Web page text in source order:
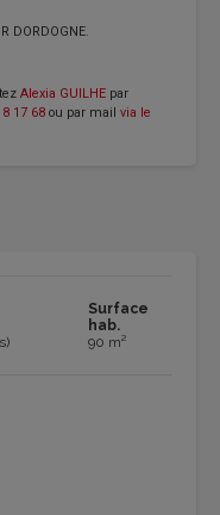
DORDOGNE.
Alexia GUILHE par
17 68 ou par mail via le
Surface
hab.
90 m²